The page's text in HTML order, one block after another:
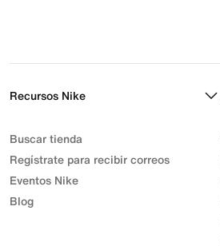
Recursos Nike
Buscar tienda
Regístrate para recibir correos
Eventos Nike
Blog